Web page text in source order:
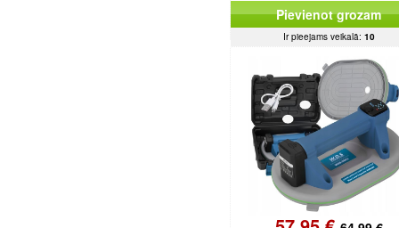
Pievienot grozam
Ir pieejams veikalā: 10